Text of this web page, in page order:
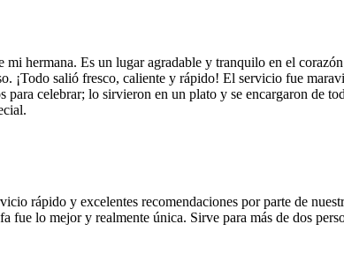
hermana. Es un lugar agradable y tranquilo en el
¡Todo salió fresco, caliente y rápido! El servicio fue
celebrar; lo sirvieron en un plato y se encargaron de
rápido y excelentes recomendaciones por parte de
lo mejor y realmente única. Sirve para más de dos